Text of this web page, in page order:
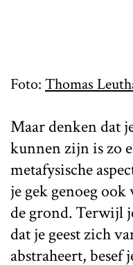
Foto: Thomas
Maar denken dat
kunnen zijn is zo
metafysische
je gek genoeg
de grond. Terwijl
dat je geest zich
abstraheert, besef